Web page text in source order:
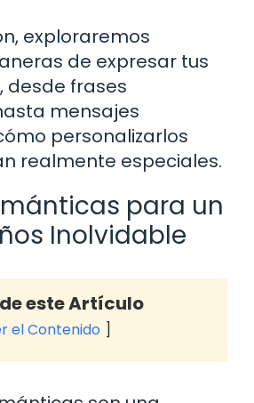
exploraremos
de expresar tus
desde frases
mensajes
personalizarlos
realmente especiales.
para un
Inolvidable
este Artículo
el Contenido